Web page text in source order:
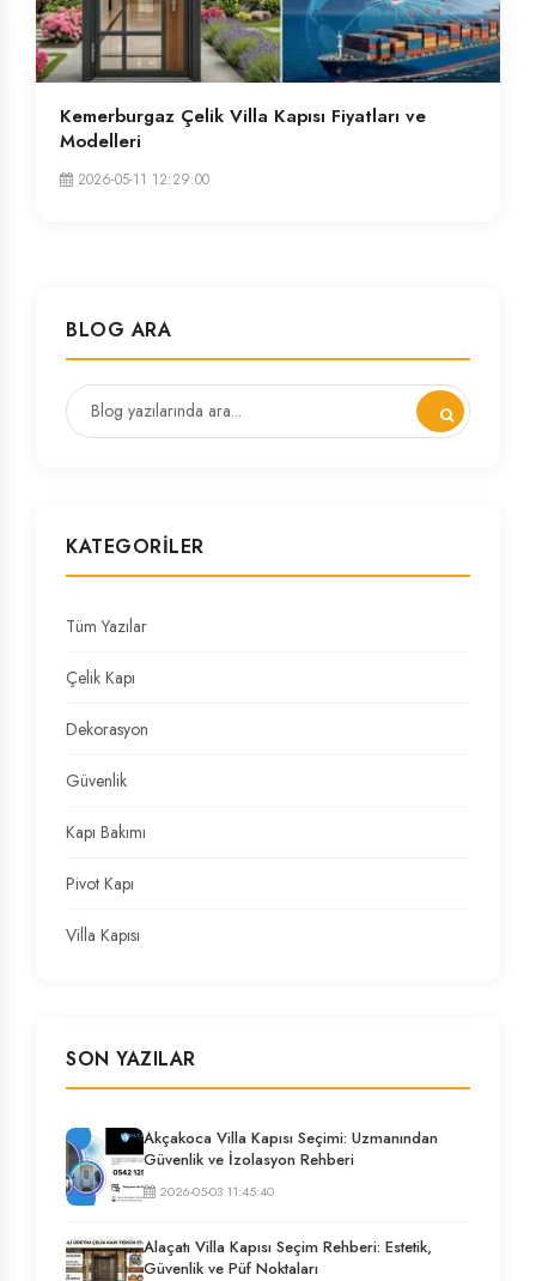
Kemerburgaz Çelik Villa Kapısı Fiyatları ve
Modelleri
2026-05-11 12:29:00
BLOG ARA
KATEGORILER
Tüm Yazılar
Çelik Kapı
Dekorasyon
Güvenlik
Kapı Bakımı
Pivot Kapı
Villa Kapısı
SON YAZILAR
Akçakoca Villa Kapısı Seçimi: Uzmanından
Güvenlik ve İzolasyon Rehberi
2026-05-03 11:45:40
Alaçatı Villa Kapısı Seçim Rehberi: Estetik,
Güvenlik ve Püf Noktaları